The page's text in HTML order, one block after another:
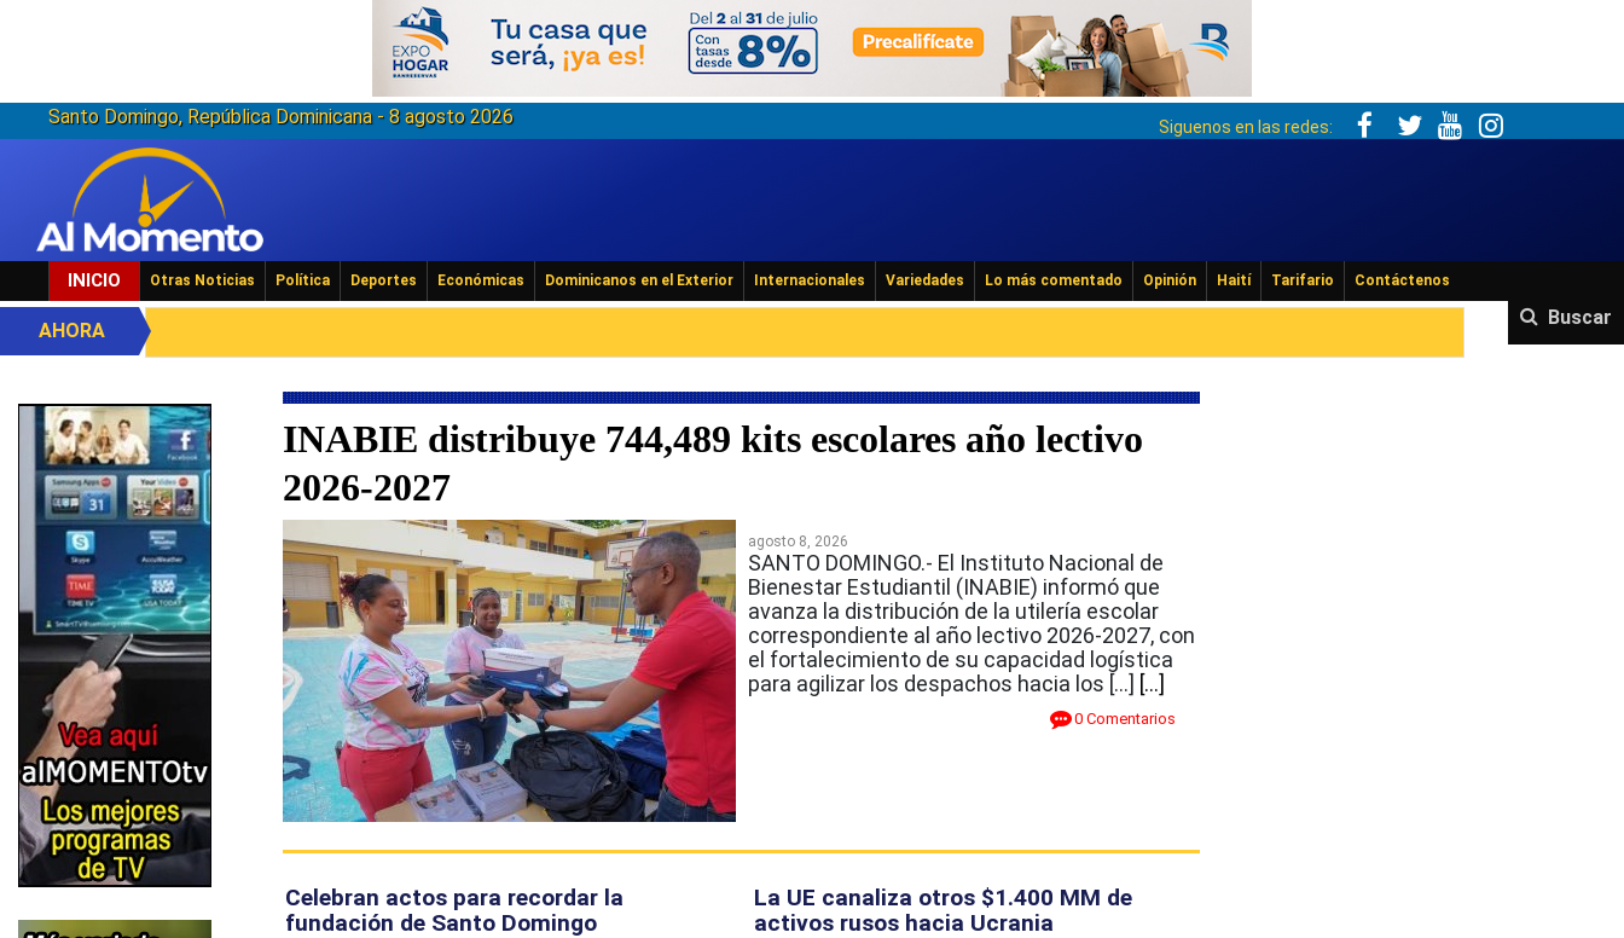
Santo Domingo, República Dominicana - 8 agosto 2026 Siguenos en las redes:
INICIO Otras Noticias Política Deportes Económicas Dominicanos en el Exterior Internacionales Variedades Lo más comentado Opinión Haití Tarifario Contáctenos
Buscar
AHORA
INABIE distribuye 744,489 kits escolares año lectivo
2026-2027
agosto 8, 2026
SANTO DOMINGO.- El Instituto Nacional de
Bienestar Estudiantil (INABIE) informó que
avanza la distribución de la utilería escolar
correspondiente al año lectivo 2026-2027, con
el fortalecimiento de su capacidad logística
para agilizar los despachos hacia los […] [...]
0 Comentarios
Celebran actos para recordar la
fundación de Santo Domingo
La UE canaliza otros $1.400 MM de
activos rusos hacia Ucrania